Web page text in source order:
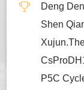
Deng
Shen
P5C